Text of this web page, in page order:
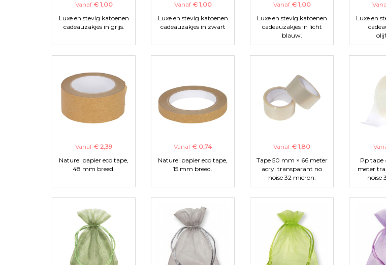
Vanaf € 1,00
Luxe en stevig katoenen
cadeauzakjes in grijs.
Vanaf € 1,00
Luxe en stevig katoenen
cadeauzakjes in zwart
Vanaf € 1,00
Luxe en stevig katoenen
cadeauzakjes in licht
blauw.
Luxe en
Vanaf € 2,39
Naturel papier eco tape,
48 mm breed.
Vanaf € 0,74
Naturel papier eco tape,
15 mm breed.
Vanaf € 1,80
Tape 50 mm × 66 meter
acryl transparant no
noise 32 micron.
Pp tape
meter
noise